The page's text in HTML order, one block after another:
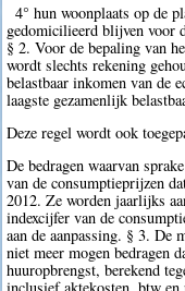
4° hun woonplaats op de
gedomicilieerd blijven voor
§ 2. Voor de bepaling van
wordt slechts rekening
belastbaar inkomen van de
laagste gezamenlijk
Deze regel wordt ook
De bedragen waarvan
van de consumptieprijzen
2012. Ze worden jaarlijks
indexcijfer van de
aan de aanpassing. § 3. De
niet meer mogen bedragen
huuropbrengst, berekend